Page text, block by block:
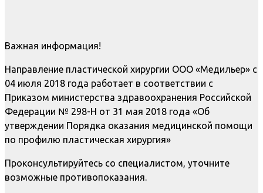
Важная информация!
Направление пластической хирургии ООО «Медильер» с
04 июля 2018 года работает в соответствии с
Приказом министерства здравоохранения Российской
Федерации № 298-Н от 31 мая 2018 года «Об
утверждении Порядка оказания медицинской помощи
по профилю пластическая хирургия»
Проконсультируйтесь со специалистом, уточните
возможные противопоказания.